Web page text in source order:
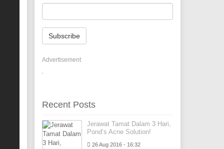
Subscribe
Advertisement
Recent Posts
Jerawat Tamat Dalam 3 Hari,
Pond’s Acne Solution!
26 Aug 2016 - 16:32